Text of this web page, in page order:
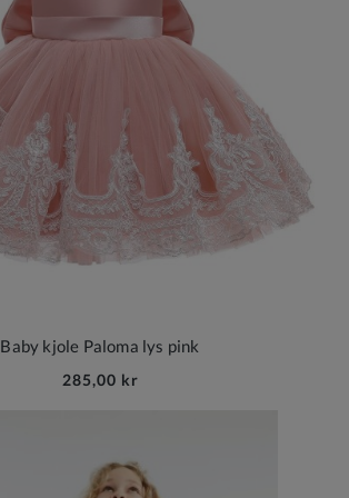
Baby kjole Paloma lys pink
285,00 kr